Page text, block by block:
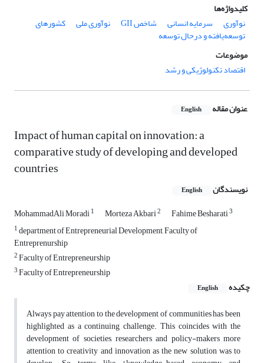
کلیدواژه‌ها
نوآوری
سرمایه انسانی شاخص GII نوآوری ملی کشورهای
توسعه‌یافته و درحال توسعه
موضوعات
اقتصاد تکنولوژیکی و رشد
عنوان مقاله English
Impact of human capital on innovation: a
comparative study of developing and developed
countries
نویسندگان English
MohammadAli Moradi1 Morteza Akbari2 Fahime Besharati3
1department of Entrepreneurial Development, Faculty of
Entreprenurship
2Faculty of Entrepreneurship
3Faculty of Entrepreneurship
چکیده
English
Always pay attention to the development of communities has been
highlighted as a continuing challenge. This coincides with the
development of societies, researchers and policy-makers more
attention to creativity and innovation as the new solution was to